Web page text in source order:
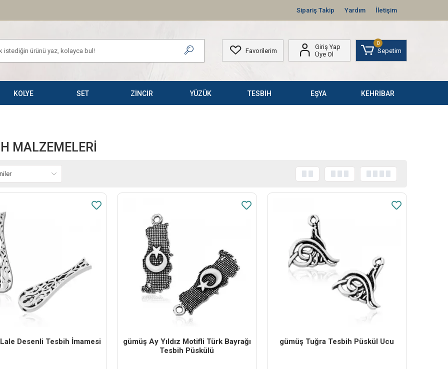
Sipariş Takip Yardım İletişim
Favorilerim
Giriş Yap
Üye Ol
0
Sepetim
KOLYE SET ZİNCİR YÜZÜK TESBİH EŞYA KEHRİBAR
MALZEMELERI
Desenli Tesbih İmamesi
​gümüş Ay Yıldız Motifli Türk Bayrağı
Tesbih Püskülü
​gümüş Tuğra Tesbih Püskül Ucu